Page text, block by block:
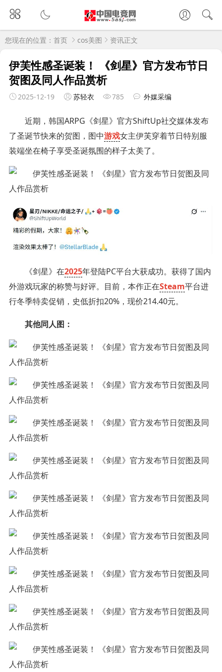
您现在的位置： 首页 cos美图 资讯正文
伊芙性感圣诞装！ 《剑星》官方发布节日
贺图及同人作品赏析
2025-12-19 苏轻衣 785 外媒采编
近期，韩国ARPG《剑星》官方ShiftUp社交媒体发布
了圣诞节快来的贺图，图中游戏女主伊芙穿着节日特别服
装端坐在椅子享受圣诞氛围的样子太美了。
《剑星》在2025年登陆PC平台大获成功。获得了国内
外游戏玩家的称赞与好评。目前，本作正在Steam平台进
行冬季特卖促销，史低折扣20%，现价214.40元。
其他同人图：